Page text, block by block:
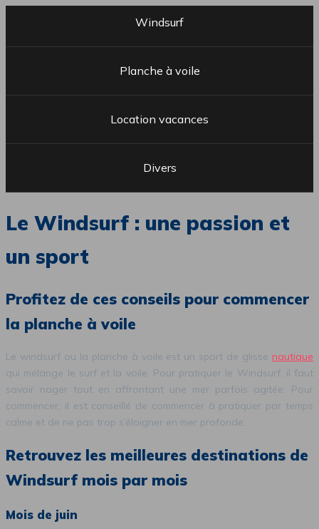
Windsurf
Planche à voile
Location vacances
Divers
Le Windsurf : une passion et
un sport
Profitez de ces conseils pour commencer
la planche à voile
Le windsurf ou la planche à voile est un sport de glisse nautique
qui mélange le surf et la voile. Pour pratiquer le Windsurf, il faut
savoir nager tout en affrontant une mer parfois agitée. Pour
commencer, il est conseillé de commencer à pratiquer par temps
calme et de ne pas trop s’éloigner en mer profonde.
Retrouvez les meilleures destinations de
Windsurf mois par mois
Mois de juin